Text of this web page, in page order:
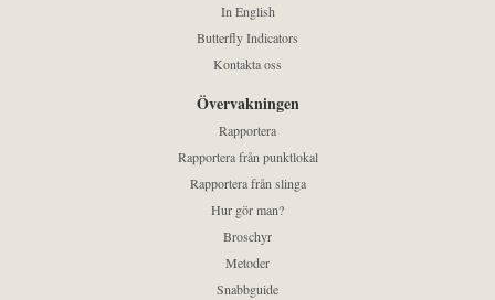
In English
Butterfly Indicators
Kontakta oss
Övervakningen
Rapportera
Rapportera från punktlokal
Rapportera från slinga
Hur gör man?
Broschyr
Metoder
Snabbguide